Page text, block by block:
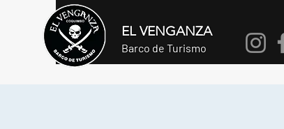
EL VENGANZA
Barco de Turismo